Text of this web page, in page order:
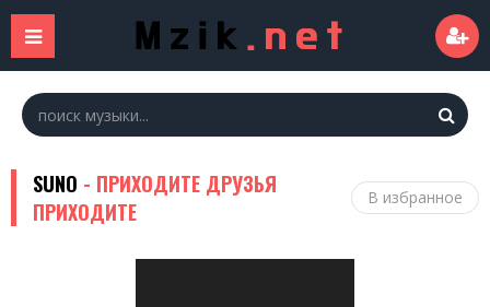
SUNO - ПРИХОДИТЕ ДРУЗЬЯ
ПРИХОДИТЕ
В избранное